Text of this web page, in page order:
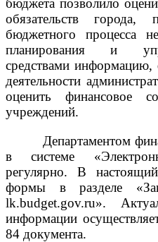
бюджета позволило
обязательств города,
бюджетного процесса
планирования и
средствами информацию,
деятельности
оценить финансовое
учреждений.
Департаментом
в системе
регулярно. В
формы в разделе «
lk.budget.gov.ru».
информации
84 документа.